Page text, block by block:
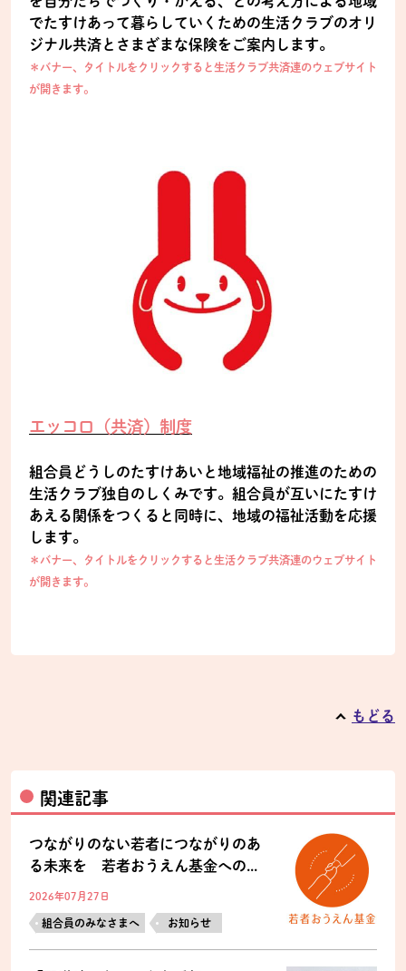
でたすけあって暮らしていくための生活クラブのオリ
ジナル共済とさまざまな保険をご案内します。
＊バナー、タイトルをクリックすると生活クラブ共済連のウェブサイト
が開きます。
エッコロ（共済）制度
組合員どうしのたすけあいと地域福祉の推進のための
生活クラブ独自のしくみです。組合員が互いにたすけ
あえる関係をつくると同時に、地域の福祉活動を応援
します。
＊バナー、タイトルをクリックすると生活クラブ共済連のウェブサイト
が開きます。
もどる
関連記事
つながりのない若者につながりのあ
る未来を 若者おうえん基金への...
2026年07月27日
組合員のみなさまへ お知らせ